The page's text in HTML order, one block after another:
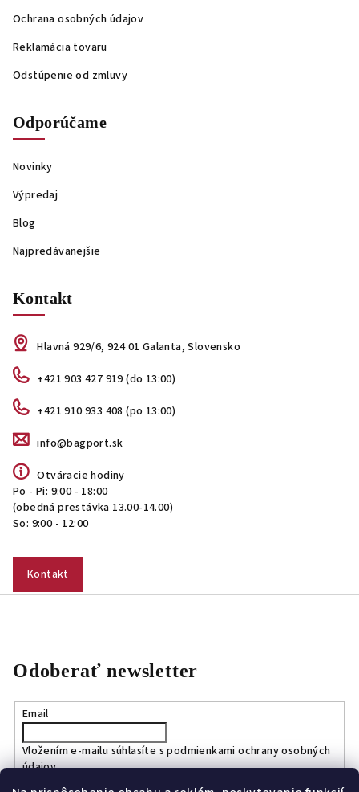
Ochrana osobných údajov
Reklamácia tovaru
Odstúpenie od zmluvy
Odporúčame
Novinky
Výpredaj
Blog
Najpredávanejšie
Kontakt
Hlavná 929/6, 924 01 Galanta, Slovensko
+421 903 427 919 (do 13:00)
+421 910 933 408 (po 13:00)
info@bagport.sk
Otváracie hodiny
Po - Pi: 9:00 - 18:00
(obedná prestávka 13.00-14.00)
So: 9:00 - 12:00
Kontakt
Odoberať newsletter
Email
Vložením e-mailu súhlasíte spodmienkami ochrany osobných
údajov